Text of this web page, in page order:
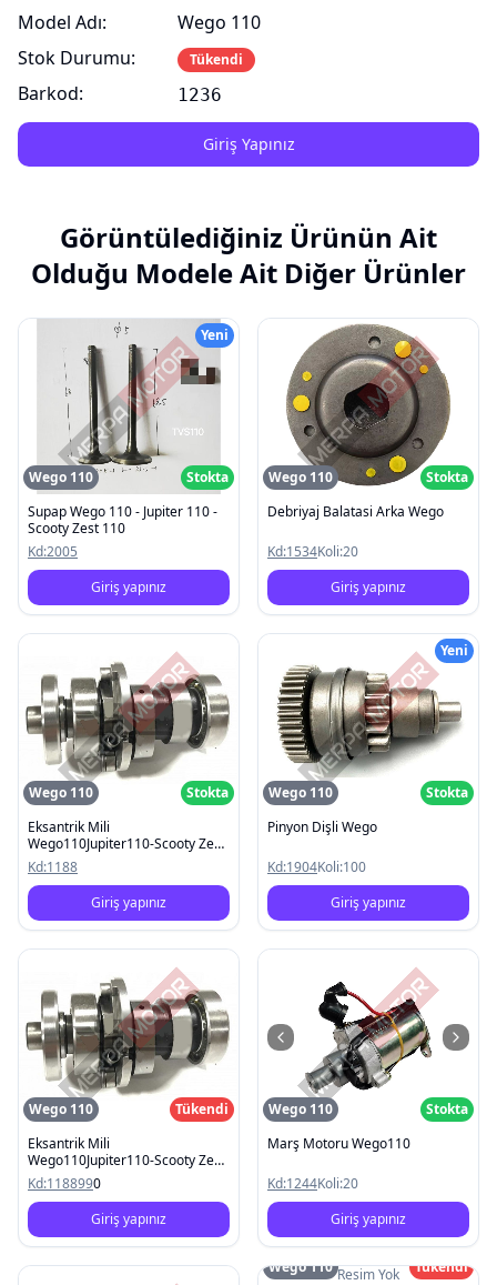
Model Adı:
Stok Durumu:
Barkod:
Wego 110
Tükendi
1236
Giriş Yapınız
Görüntülediğiniz Ürünün Ait
Olduğu Modele Ait Diğer Ürünler
Yeni
Wego 110
Stokta
Supap Wego 110 - Jupiter 110 -
Scooty Zest 110
Kd:2005
Giriş yapınız
Wego 110
Stokta
Debriyaj Balatasi Arka Wego
Kd:1534Koli:20
Giriş yapınız
Wego 110
Stokta
Eksantrik Mili
Wego110Jupiter110-Scooty Zest
110
Kd:1188
Giriş yapınız
Yeni
Wego 110
Stokta
Pinyon Dişli Wego
Kd:1904Koli:100
Giriş yapınız
Wego 110
Tükendi
Eksantrik Mili
Wego110Jupiter110-Scooty Zest
110
Kd:1188990
Giriş yapınız
Wego 110
Stokta
Marş Motoru Wego110
Kd:1244Koli:20
Giriş yapınız
Resim Yok
Wego 110
Tükendi